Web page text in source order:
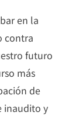
en la
contra
futuro
más
de
inaudito y